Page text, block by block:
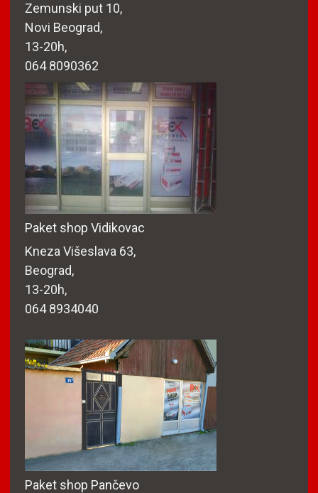
Zemunski put 10,
Novi Beograd,
13-20h,
064 8090362
Paket shop Vidikovac
Kneza Višeslava 63,
Beograd,
13-20h,
064 8934040
Paket shop Pančevo